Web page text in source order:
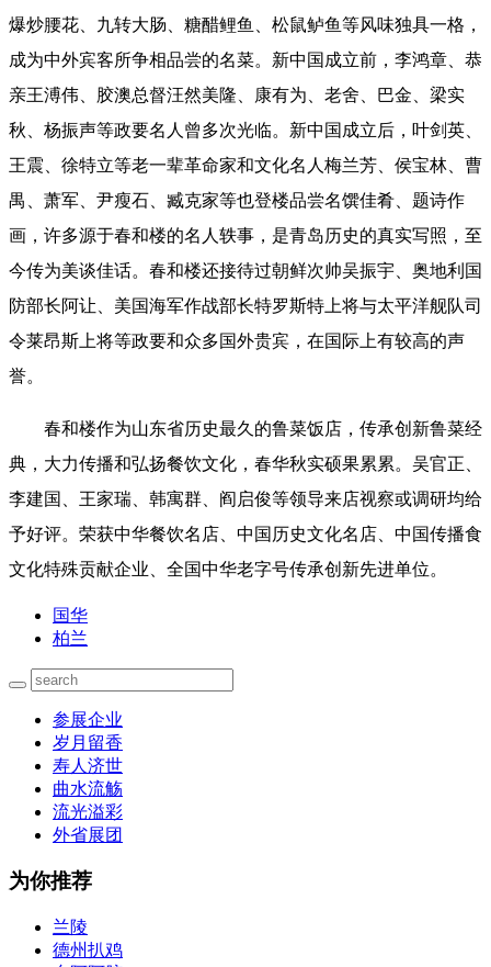
爆炒腰花、九转大肠、糖醋鲤鱼、松鼠鲈鱼等风味独具一格，
成为中外宾客所争相品尝的名菜。新中国成立前，李鸿章、恭
亲王溥伟、胶澳总督汪然美隆、康有为、老舍、巴金、梁实
秋、杨振声等政要名人曾多次光临。新中国成立后，叶剑英、
王震、徐特立等老一辈革命家和文化名人梅兰芳、侯宝林、曹
禺、萧军、尹瘦石、臧克家等也登楼品尝名馔佳肴、题诗作
画，许多源于春和楼的名人轶事，是青岛历史的真实写照，至
今传为美谈佳话。春和楼还接待过朝鲜次帅吴振宇、奥地利国
防部长阿让、美国海军作战部长特罗斯特上将与太平洋舰队司
令莱昂斯上将等政要和众多国外贵宾，在国际上有较高的声
誉。
春和楼作为山东省历史最久的鲁菜饭店，传承创新鲁菜经
典，大力传播和弘扬餐饮文化，春华秋实硕果累累。吴官正、
李建国、王家瑞、韩寓群、阎启俊等领导来店视察或调研均给
予好评。荣获中华餐饮名店、中国历史文化名店、中国传播食
文化特殊贡献企业、全国中华老字号传承创新先进单位。
国华
柏兰
参展企业
岁月留香
寿人济世
曲水流觞
流光溢彩
外省展团
为你推荐
兰陵
德州扒鸡